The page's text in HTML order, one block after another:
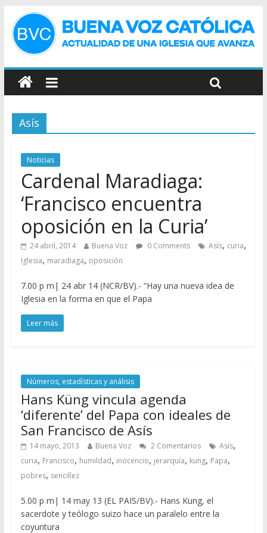
Asís
Noticias
Cardenal Maradiaga:
‘Francisco encuentra
oposición en la Curia’
24 abril, 2014 Buena Voz 0 Comments Asís, curia,
Iglesia, maradiaga, oposición
7.00 p m| 24 abr 14 (NCR/BV).- “Hay una nueva idea de
Iglesia en la forma en que el Papa
Leer más
Números, estadísticas y análisis
Hans Küng vincula agenda
‘diferente’ del Papa con ideales de
San Francisco de Asís
14 mayo, 2013 Buena Voz 2 Comentarios Asís,
curia, Francisco, humildad, inocencio, jerarquía, kung, Papa,
pobres, sencillez
5.00 p m| 14 may 13 (EL PAIS/BV).- Hans Kung, el
sacerdote y teólogo suizo hace un paralelo entre la
coyuntura